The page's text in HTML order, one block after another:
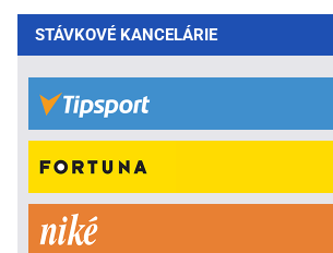
STÁVKOVÉ KANCELÁRIE